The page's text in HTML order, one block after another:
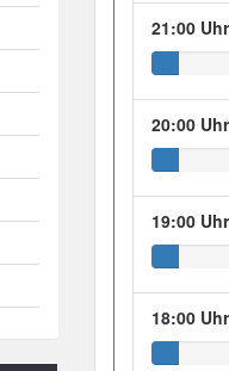
21:00 Uhr
20:00 Uhr
19:00 Uhr
18:00 Uhr